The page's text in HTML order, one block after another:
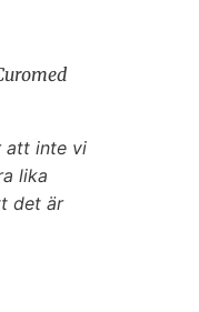
att inte vi
lika
det är